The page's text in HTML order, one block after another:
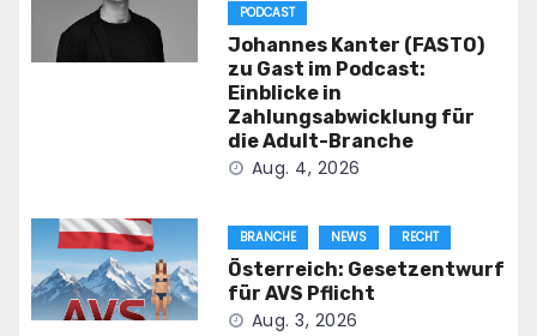
PODCAST
Johannes Kanter (FASTO)
zu Gast im Podcast:
Einblicke in
Zahlungsabwicklung für
die Adult-Branche
Aug. 4, 2026
BRANCHE NEWS RECHT
Österreich: Gesetzentwurf
für AVS Pflicht
Aug. 3, 2026